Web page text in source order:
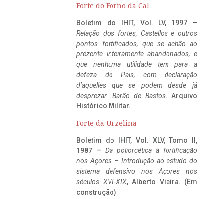
Forte do Forno da Cal
Boletim do IHIT, Vol. LV, 1997 –
Relação dos fortes, Castellos e outros
pontos fortificados, que se achão ao
prezente inteiramente abandonados, e
que nenhuma utilidade tem para a
defeza do Pais, com declaração
d’aquelles que se podem desde já
desprezar. Barão de Bastos. Arquivo
Histórico Militar.
Forte da Urzelina
Boletim do IHIT, Vol. XLV, Tomo II,
1987 – Da poliorcética à fortificação
nos Açores – Introdução ao estudo do
sistema defensivo nos Açores nos
séculos XVI-XIX, Alberto Vieira. (Em
construção)